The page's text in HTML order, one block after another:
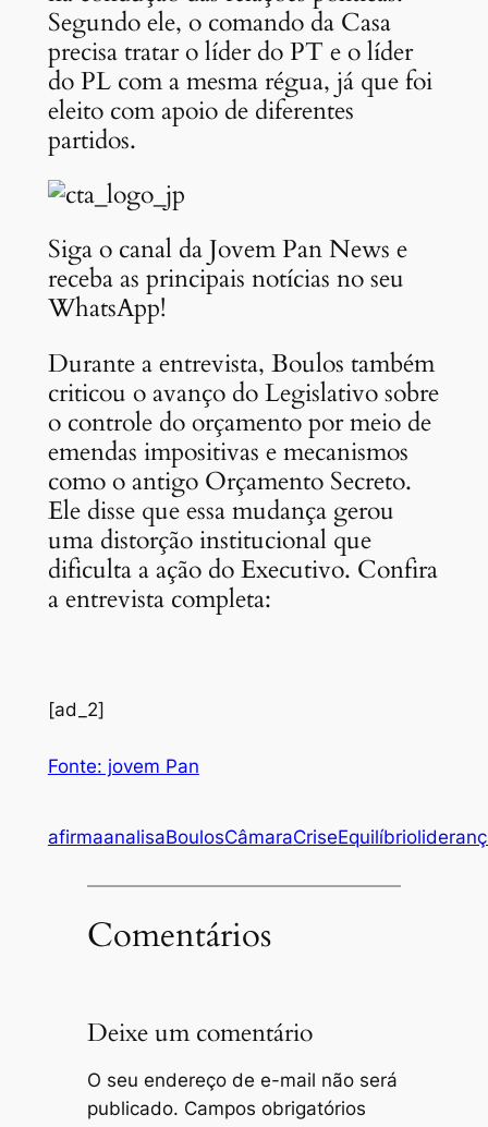
Segundo ele, o comando da Casa
precisa tratar o líder do PT e o líder
do PL com a mesma régua, já que foi
eleito com apoio de diferentes
partidos.
Siga o canal da Jovem Pan News e
receba as principais notícias no seu
WhatsApp!
Durante a entrevista, Boulos também
criticou o avanço do Legislativo sobre
o controle do orçamento por meio de
emendas impositivas e mecanismos
como o antigo Orçamento Secreto.
Ele disse que essa mudança gerou
uma distorção institucional que
dificulta a ação do Executivo. Confira
a entrevista completa:
[ad_2]
Fonte: jovem Pan
afirmaanalisaBoulosCâmaraCriseEquilíbrio
Comentários
Deixe um comentário
O seu endereço de e-mail não será
publicado. Campos obrigatórios